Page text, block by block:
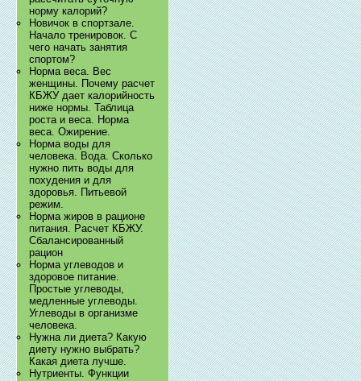
норму калорий?
Новичок в спортзале.
Начало тренировок. С
чего начать занятия
спортом?
Норма веса. Вес
женщины. Почему расчет
КБЖУ дает калорийность
ниже нормы. Таблица
роста и веса. Норма
веса. Ожирение.
Норма воды для
человека. Вода. Сколько
нужно пить воды для
похудения и для
здоровья. Питьевой
режим.
Норма жиров в рационе
питания. Расчет КБЖУ.
Сбалансированный
рацион
Норма углеводов и
здоровое питание.
Простые углеводы,
медленные углеводы.
Углеводы в организме
человека.
Нужна ли диета? Какую
диету нужно выбрать?
Какая диета лучше.
Нутриенты. Функции